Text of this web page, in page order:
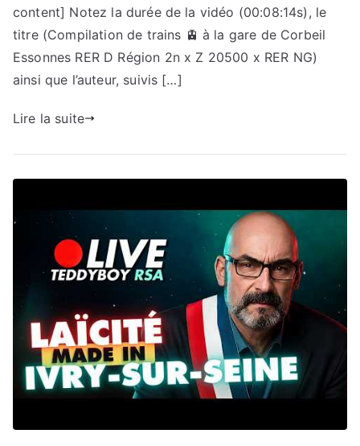
content] Notez la durée de la vidéo (00:08:14s), le
titre (Compilation de trains 🚊 à la gare de Corbeil
Essonnes RER D Région 2n x Z 20500 x RER NG)
ainsi que l’auteur, suivis […]
Lire la suite